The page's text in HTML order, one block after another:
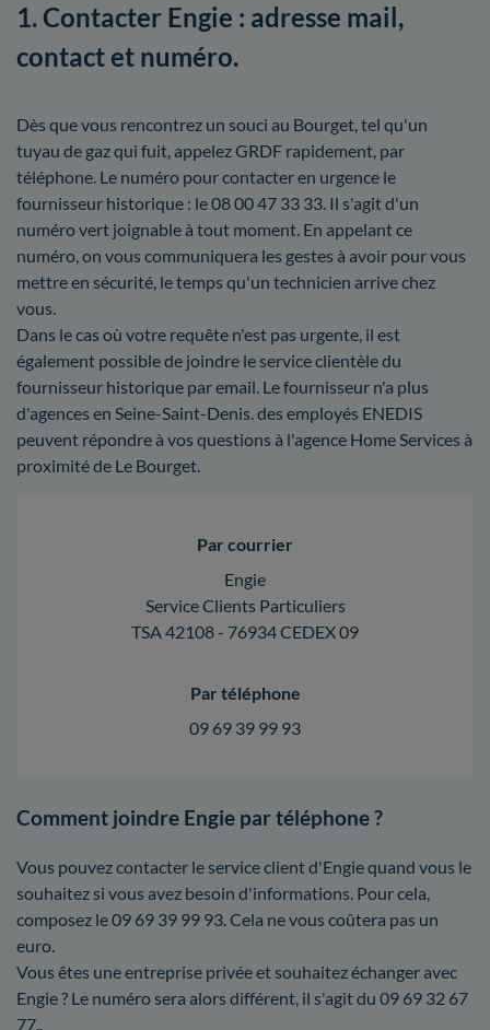
1. Contacter Engie : adresse mail,
contact et numéro.
Dès que vous rencontrez un souci au Bourget, tel qu'un
tuyau de gaz qui fuit, appelez GRDF rapidement, par
téléphone. Le numéro pour contacter en urgence le
fournisseur historique : le 08 00 47 33 33. Il s'agit d'un
numéro vert joignable à tout moment. En appelant ce
numéro, on vous communiquera les gestes à avoir pour vous
mettre en sécurité, le temps qu'un technicien arrive chez
vous.
Dans le cas où votre requête n'est pas urgente, il est
également possible de joindre le service clientèle du
fournisseur historique par email. Le fournisseur n'a plus
d'agences en Seine-Saint-Denis. des employés ENEDIS
peuvent répondre à vos questions à l'agence Home Services à
proximité de Le Bourget.
Par courrier
Engie
Service Clients Particuliers
TSA 42108 - 76934 CEDEX 09
Par téléphone
09 69 39 99 93
Comment joindre Engie par téléphone ?
Vous pouvez contacter le service client d'Engie quand vous le
souhaitez si vous avez besoin d'informations. Pour cela,
composez le 09 69 39 99 93. Cela ne vous coûtera pas un
euro.
Vous êtes une entreprise privée et souhaitez échanger avec
Engie ? Le numéro sera alors différent, il s'agit du 09 69 32 67
77..